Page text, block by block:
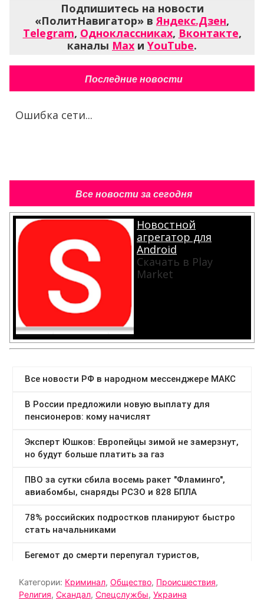
Подпишитесь на новости
«ПолитНавигатор» в Яндекс.Дзен,
Telegram, Одноклассниках, Вконтакте,
каналы Max и YouTube.
Последние новости
Ошибка сети...
Все новости за сегодня
Новостной
агрегатор для
Android
Скачать в Play
Market
Категории: Криминал, Общество, Происшествия,
Религия, Скандал, Спецслужбы, Украина